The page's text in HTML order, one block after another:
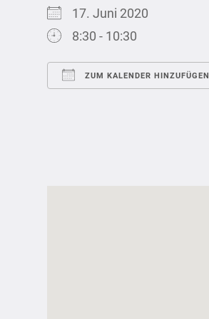
17. Juni 2020
8:30 - 10:30
ZUM KALENDER HINZUFÜGEN